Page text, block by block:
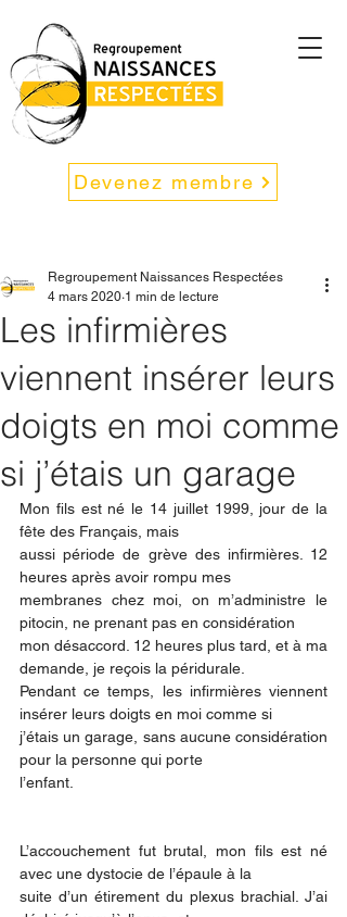
Devenez membre
Les infirmières
viennent insérer leurs
doigts en moi comme
si j’étais un garage
Regroupement Naissances Respectées
4 mars 2020 1 min de lecture
Mon fils est né le 14 juillet 1999, jour de la
fête des Français, mais
aussi période de grève des infirmières. 12
heures après avoir rompu mes
membranes chez moi, on m’administre le
pitocin, ne prenant pas en considération
mon désaccord. 12 heures plus tard, et à ma
demande, je reçois la péridurale.
Pendant ce temps, les infirmières viennent
insérer leurs doigts en moi comme si
j’étais un garage, sans aucune considération
pour la personne qui porte
l’enfant.
L’accouchement fut brutal, mon fils est né
avec une dystocie de l’épaule à la
suite d’un étirement du plexus brachial. J’ai